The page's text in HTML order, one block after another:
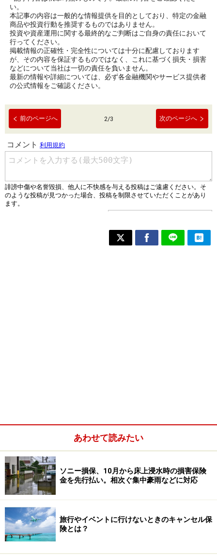
い。
本記事の内容は一般的な情報提供を目的としており、特定の金融
商品や投資行動を推奨するものではありません。
投資や資産運用に関する最終的なご判断はご自身の責任において
行ってください。
掲載情報の正確性・完全性については十分に配慮しております
が、その内容を保証するものではなく、これに基づく損失・損害
などについて当社は一切の責任を負いません。
最新の情報や詳細については、必ず各金融機関やサービス提供者
の公式情報をご確認ください。
前のページへ 2/3 次のページへ
あわせて読みたい
ソニー損保、10月から床上浸水時の損害保険
金を先行払い。相次ぐ集中豪雨などに対応
旅行やイベントに行けないときのキャンセル保
険とは？